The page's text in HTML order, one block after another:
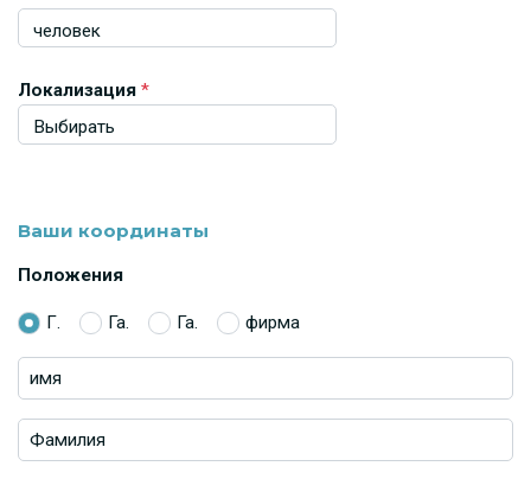
Локализация *
Ваши координаты
Положения
Г. Га. Га. фирма
имя
Фамилия